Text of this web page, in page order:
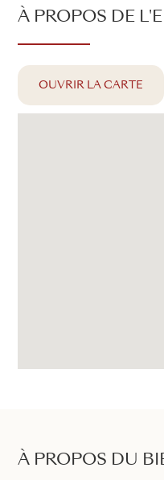
À PROPOS DE
OUVRIR LA CARTE
À PROPOS DU